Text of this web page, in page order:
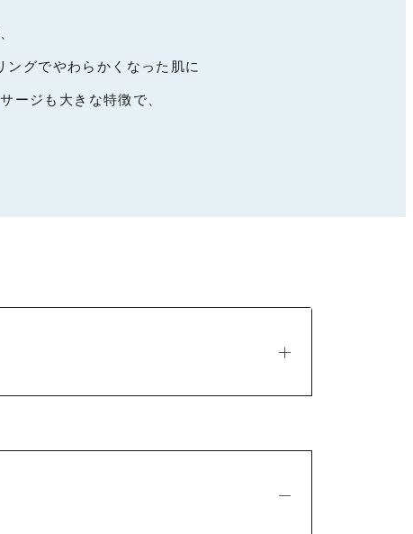
グでやわらかくなった肌に
ージも大きな特徴で、